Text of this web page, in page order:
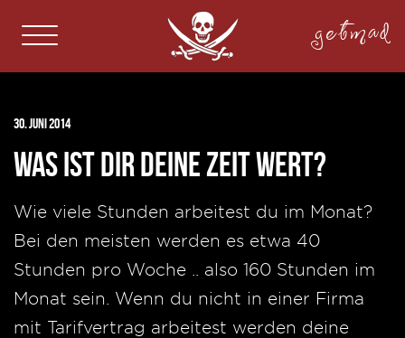
getmad
30. Juni 2014
Was ist dir deine Zeit wert?
Wie viele Stunden arbeitest du im Monat?
Bei den meisten werden es etwa 40
Stunden pro Woche .. also 160 Stunden im
Monat sein. Wenn du nicht in einer Firma
mit Tarifvertrag arbeitest werden deine